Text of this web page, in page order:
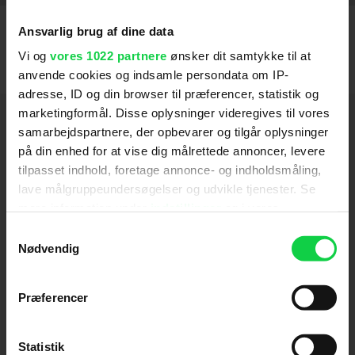
Ansvarlig brug af dine data
Vi og vores 1022 partnere ønsker dit samtykke til at
anvende cookies og indsamle persondata om IP-
adresse, ID og din browser til præferencer, statistik og
marketingformål. Disse oplysninger videregives til vores
samarbejdspartnere, der opbevarer og tilgår oplysninger
på din enhed for at vise dig målrettede annoncer, levere
tilpasset indhold, foretage annonce- og indholdsmåling,
lave målgruppeundersøgelser og udvikle tjenester. Se
tilbage eller ændre indstillinger fra vores
"Cookiedeklaration", eller ved at trykke på "Privacy
Indsamle præcise oplysninger om din placering,
Nødvendig
Præferencer
Statistik
Hold dig opdateret
Send
Ved tilmelding accepterer jeg samtidig